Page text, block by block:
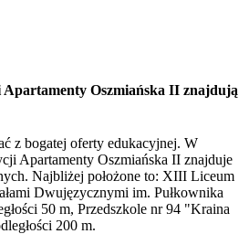
Oszmiańska II znajdują
z bogatej oferty edukacyjnej. W
Apartamenty Oszmiańska II znajduje
Najbliżej położone to: XIII Liceum
Dwujęzycznymi im. Pułkownika
50 m, Przedszkole nr 94 "Kraina
200 m.